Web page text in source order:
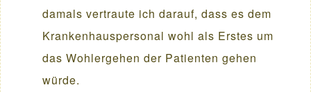
damals vertraute ich darauf, dass es dem
Krankenhauspersonal wohl als Erstes um
das Wohlergehen der Patienten gehen
würde.